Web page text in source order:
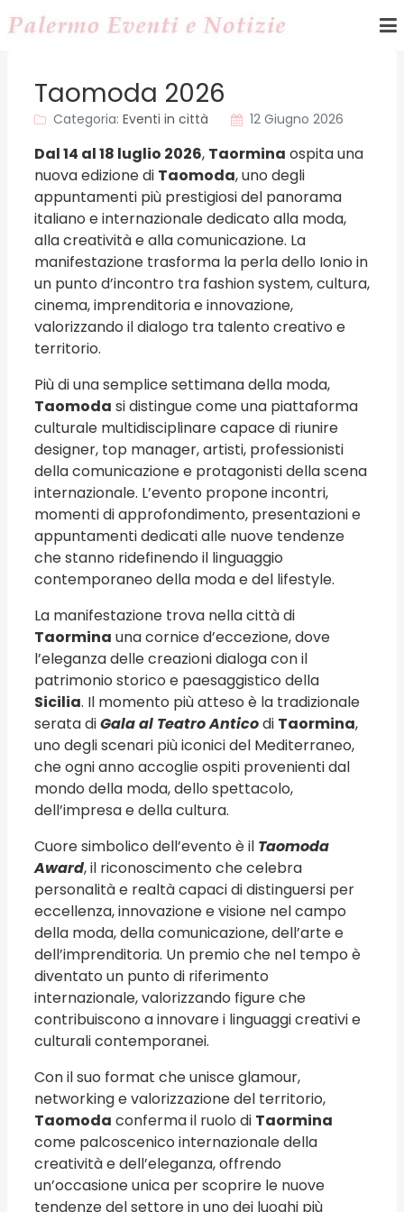
Taomoda 2026
Categoria: Eventi in città 12 Giugno 2026
Dal 14 al 18 luglio 2026, Taormina ospita una
nuova edizione di Taomoda, uno degli
appuntamenti più prestigiosi del panorama
italiano e internazionale dedicato alla moda,
alla creatività e alla comunicazione. La
manifestazione trasforma la perla dello Ionio in
un punto d’incontro tra fashion system, cultura,
cinema, imprenditoria e innovazione,
valorizzando il dialogo tra talento creativo e
territorio.
Più di una semplice settimana della moda,
Taomoda si distingue come una piattaforma
culturale multidisciplinare capace di riunire
designer, top manager, artisti, professionisti
della comunicazione e protagonisti della scena
internazionale. L’evento propone incontri,
momenti di approfondimento, presentazioni e
appuntamenti dedicati alle nuove tendenze
che stanno ridefinendo il linguaggio
contemporaneo della moda e del lifestyle.
La manifestazione trova nella città di
Taormina una cornice d’eccezione, dove
l’eleganza delle creazioni dialoga con il
patrimonio storico e paesaggistico della
Sicilia. Il momento più atteso è la tradizionale
serata diGala al Teatro Anticodi Taormina,
uno degli scenari più iconici del Mediterraneo,
che ogni anno accoglie ospiti provenienti dal
mondo della moda, dello spettacolo,
dell’impresa e della cultura.
Cuore simbolico dell’evento è il Taomoda
Award, il riconoscimento che celebra
personalità e realtà capaci di distinguersi per
eccellenza, innovazione e visione nel campo
della moda, della comunicazione, dell’arte e
dell’imprenditoria. Un premio che nel tempo è
diventato un punto di riferimento
internazionale, valorizzando figure che
contribuiscono a innovare i linguaggi creativi e
culturali contemporanei.
Con il suo format che unisce glamour,
networking e valorizzazione del territorio,
Taomoda conferma il ruolo di Taormina
come palcoscenico internazionale della
creatività e dell’eleganza, offrendo
un’occasione unica per scoprire le nuove
tendenze del settore in uno dei luoghi più